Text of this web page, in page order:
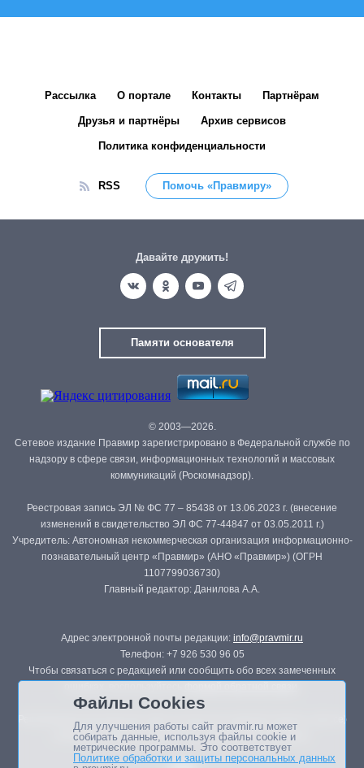
Рассылка О портале Контакты Партнёрам
Друзья и партнёры Архив сервисов
Политика конфиденциальности
RSS Помочь «Правмиру»
Давайте дружить!
Памяти основателя
© 2003—2026.
Сетевое издание Правмир зарегистрировано в Федеральной службе по
надзору в сфере связи, информационных технологий и массовых
коммуникаций (Роскомнадзор).
Реестровая запись ЭЛ № ФС 77 – 85438 от 13.06.2023 г. (внесение
изменений в свидетельство ЭЛ ФС 77-44847 от 03.05.2011 г.)
Учредитель: Автономная некоммерческая организация информационно-
познавательный центр «Правмир» (АНО «Правмир») (ОГРН
1107799036730)
Главный редактор: Данилова А.А.
Адрес электронной почты редакции: info@pravmir.ru
Телефон: +7 926 530 96 05
Чтобы связаться с редакцией или сообщить обо всех замеченных
Републикация материалов сайта в печатных изданиях (книгах, прессе)
возможна только с письменного разрешения редакции.
Файлы Cookies
Для улучшения работы сайт pravmir.ru может
собирать данные, используя файлы cookie и
метрические программы. Это соответствует
Политике обработки и защиты персональных данных